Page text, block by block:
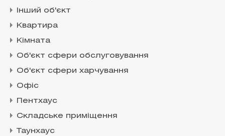
Інший об'єкт
Квартира
Кімната
Об'єкт сфери обслуговування
Об'єкт сфери харчування
Офіс
Пентхаус
Складське приміщення
Таунхаус